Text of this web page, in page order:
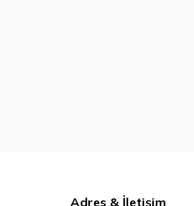
Adres & İletişim